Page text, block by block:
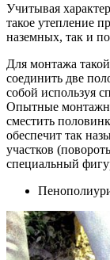
Учитывая
такое утепление
наземных, так и
Для монтажа
соединить две
собой используя
Опытные
сместить
обеспечит так
участков
специальный